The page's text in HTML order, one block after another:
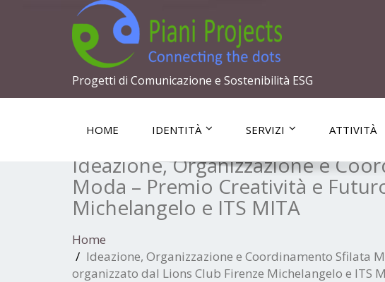
Progetti di Comunicazione e Sostenibilità ESG
HOME IDENTITÀ SERVIZI ATTIVITÀ
Ideazione, Organizzazione e
Moda – Premio Creatività e
Michelangelo e ITS MITA
Home
Ideazione, Organizzazione e Coordinamento Sfilata
organizzato dal Lions Club Firenze Michelangelo e ITS